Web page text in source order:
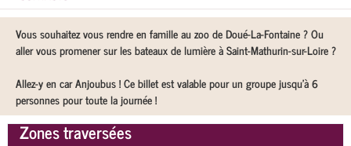
Vous souhaitez vous rendre en famille au zoo de Doué-La-Fontaine ? Ou
aller vous promener sur les bateaux de lumière à Saint-Mathurin-sur-Loire ?
Allez-y en car Anjoubus ! Ce billet est valable pour un groupe jusqu’à 6
personnes pour toute la journée !
Zones traversées